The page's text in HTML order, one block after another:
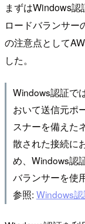
まずはWindows認
ロードバランサ
の注意点として
した。
Windows認証で
おいて送信元ポ
スナーを備えた
散された接続に
め、Windows認
バランサーを使
参照: Windows